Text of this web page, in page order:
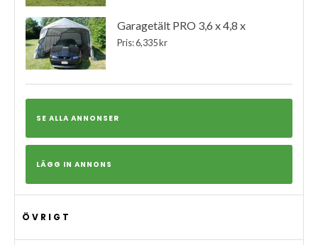
Garagetält PRO 3,6 x 4,8 x
Pris: 6,335 kr
SE ALLA ANNONSER
LÄGG IN ANNONS
ÖVRIGT